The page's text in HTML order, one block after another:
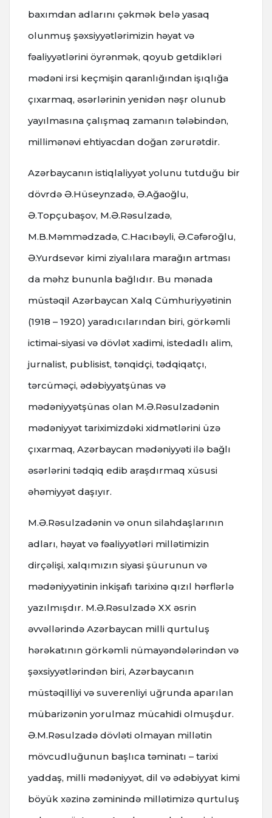
baxımdan adlarını çəkmək belə yasaq
olunmuş şəxsiyyətlərimizin həyat və
fəaliyyətlərini öyrənmək, qoyub getdikləri
mədəni irsi keçmişin qaranlığından işıqlığa
çıxarmaq, əsərlərinin yenidən nəşr olunub
yayılmasına çalışmaq zamanın tələbindən,
millimənəvi ehtiyacdan doğan zərurətdir.
Azərbaycanın istiqlaliyyət yolunu tutduğu bir
dövrdə Ə.Hüseynzadə, Ə.Ağaoğlu,
Ə.Topçubaşov, M.Ə.Rəsulzadə,
M.B.Məmmədzadə, C.Hacıbəyli, Ə.Cəfəroğlu,
Ə.Yurdsevər kimi ziyalılara marağın artması
da məhz bununla bağlıdır. Bu mənada
müstəqil Azərbaycan Xalq Cümhuriyyətinin
(1918 – 1920) yaradıcılarından biri, görkəmli
ictimai-siyasi və dövlət xadimi, istedadlı alim,
jurnalist, publisist, tənqidçi, tədqiqatçı,
tərcüməçi, ədəbiyyatşünas və
mədəniyyətşünas olan M.Ə.Rəsulzadənin
mədəniyyət tariximizdəki xidmətlərini üzə
çıxarmaq, Azərbaycan mədəniyyəti ilə bağlı
əsərlərini tədqiq edib araşdırmaq xüsusi
əhəmiyyət daşıyır.
M.Ə.Rəsulzadənin və onun silahdaşlarının
adları, həyat və fəaliyyətləri millətimizin
dirçəlişi, xalqımızın siyasi şüurunun və
mədəniyyətinin inkişafı tarixinə qızıl hərflərlə
yazılmışdır. M.Ə.Rəsulzadə XX əsrin
əvvəllərində Azərbaycan milli qurtuluş
hərəkatının görkəmli nümayəndələrindən və
şəxsiyyətlərindən biri, Azərbaycanın
müstəqilliyi və suverenliyi uğrunda aparılan
mübarizənin yorulmaz mücahidi olmuşdur.
Ə.M.Rəsulzadə dövləti olmayan millətin
mövcudluğunun başlıca təminatı – tarixi
yaddaş, milli mədəniyyət, dil və ədəbiyyat kimi
böyük xəzinə zəminində millətimizə qurtuluş